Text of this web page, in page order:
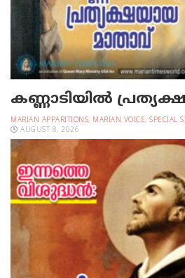
കണ്ണാടിയില്‍
MARIAN APPARITIONS, MARIAN VOICE, SPECIAL
AUGUST 8, 2026